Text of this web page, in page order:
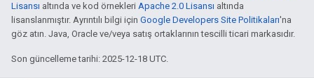
Lisansı altında ve kod örnekleri Apache 2.0 Lisansı altında
lisanslanmıştır. Ayrıntılı bilgi için Google Developers Site Politikaları'na
göz atın. Java, Oracle ve/veya satış ortaklarının tescilli ticari markasıdır.
Son güncelleme tarihi: 2025-12-18 UTC.